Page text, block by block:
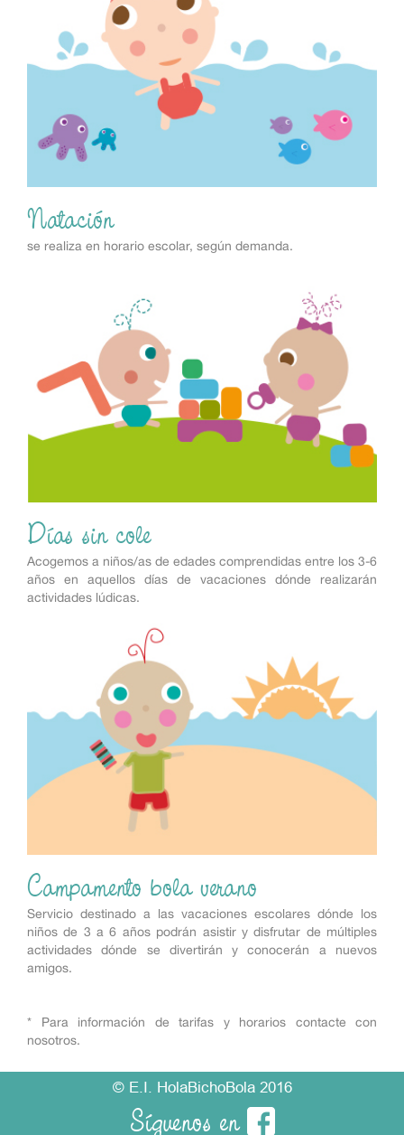
Natación
se realiza en horario escolar, según demanda.
Días sin cole
Acogemos a niños/as de edades comprendidas entre los 3-6
años en aquellos días de vacaciones dónde realizarán
actividades lúdicas.
Campamento bola verano
Servicio destinado a las vacaciones escolares dónde los
niños de 3 a 6 años podrán asistir y disfrutar de múltiples
actividades dónde se divertirán y conocerán a nuevos
amigos.
* Para información de tarifas y horarios contacte con
nosotros.
© E.I. HolaBichoBola 2016
Síguenos en